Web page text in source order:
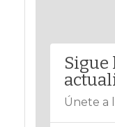
Sigue
Únete a